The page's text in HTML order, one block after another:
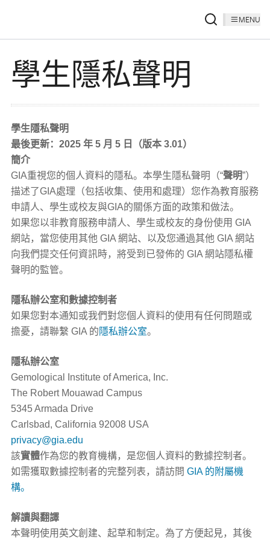
MENU
學生隱私聲明
學生隱私聲明
最後更新：2025 年 5 月 5 日（版本 3.01）
簡介
GIA重視您的個人資料的隱私。本學生隱私聲明（“聲明”）
描述了GIA處理（包括收集、使用和處理）您作為教育服務
申請人、學生或校友與GIA的關係方面的政策和做法。
如果您以非教育服務申請人、學生或校友的身份使用 GIA
網站，當您使用其他 GIA 網站、以及您通過其他 GIA 網站
向我們提交任何資訊時，將受到已發佈的 GIA 網站隱私權
聲明的監管。
隱私辦公室和數據控制者
如果您對本通知或我們對您個人資料的使用有任何問題或
擔憂，請聯繫 GIA 的隱私辦公室。
隱私辦公室
Gemological Institute of America, Inc.
The Robert Mouawad Campus
5345 Armada Drive
Carlsbad, California 92008 USA
privacy@gia.edu
該實體作為您的教育機構，是您個人資料的數據控制者。
如需獲取數據控制者的完整列表，請訪問 GIA 的附屬機
構。
解讀與翻譯
本聲明使用英文創建、起草和制定。為了方便起見，其後